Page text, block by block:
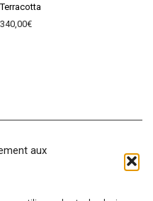
aux
Terracotta
340,00€